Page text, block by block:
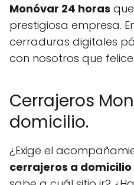
Monóvar 24 horas
prestigiosa empresa.
cerraduras digitales
con nosotros que
Cerrajeros
domicilio.
¿Exige el
cerrajeros a domicilio